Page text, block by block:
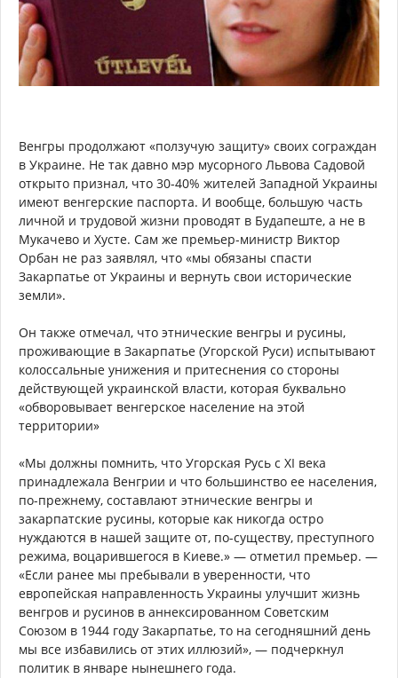
Венгры продолжают «ползучую защиту» своих сограждан
в Украине. Не так давно мэр мусорного Львова Садовой
открыто признал, что 30-40% жителей Западной Украины
имеют венгерские паспорта. И вообще, большую часть
личной и трудовой жизни проводят в Будапеште, а не в
Мукачево и Хусте. Сам же премьер-министр Виктор
Орбан не раз заявлял, что «мы обязаны спасти
Закарпатье от Украины и вернуть свои исторические
земли».
Он также отмечал, что этнические венгры и русины,
проживающие в Закарпатье (Угорской Руси) испытывают
колоссальные унижения и притеснения со стороны
действующей украинской власти, которая буквально
«обворовывает венгерское население на этой
территории»
«Мы должны помнить, что Угорская Русь с XI века
принадлежала Венгрии и что большинство ее населения,
по-прежнему, составлают этнические венгры и
закарпатские русины, которые как никогда остро
нуждаются в нашей защите от, по-существу, преступного
режима, воцарившегося в Киеве.» — отметил премьер. —
«Если ранее мы пребывали в уверенности, что
европейская направленность Украины улучшит жизнь
венгров и русинов в аннексированном Советским
Союзом в 1944 году Закарпатье, то на сегодняшний день
мы все избавились от этих иллюзий», — подчеркнул
политик в январе нынешнего года.